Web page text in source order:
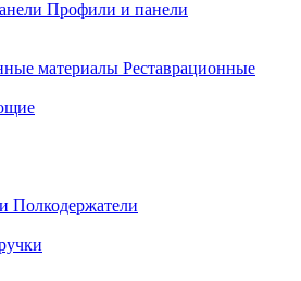
Профили и панели
Реставрационные
Полкодержатели